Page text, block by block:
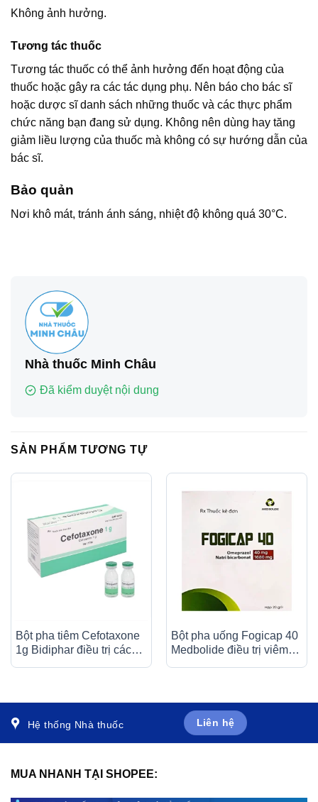
Không ảnh hưởng.
Tương tác thuốc
Tương tác thuốc có thể ảnh hưởng đến hoạt động của
thuốc hoặc gây ra các tác dụng phụ. Nên báo cho bác sĩ
hoặc dược sĩ danh sách những thuốc và các thực phẩm
chức năng bạn đang sử dụng. Không nên dùng hay tăng
giảm liều lượng của thuốc mà không có sự hướng dẫn của
bác sĩ.
Bảo quản
Nơi khô mát, tránh ánh sáng, nhiệt độ không quá 30°C.
Nhà thuốc Minh Châu
Đã kiểm duyệt nội dung
SẢN PHẨM TƯƠNG TỰ
Bột pha tiêm Cefotaxone
1g Bidiphar điều trị các
Bột pha uống Fogicap 40
Medbolide điều trị viêm
Hệ thống Nhà thuốc Liên hệ
MUA NHANH TẠI SHOPEE: